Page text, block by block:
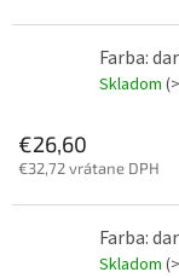
Farba:
Skladom
€26,60
€32,72 vrátane DPH
Farba:
Skladom